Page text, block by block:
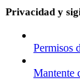
Privacidad y
Permisos
Mantente